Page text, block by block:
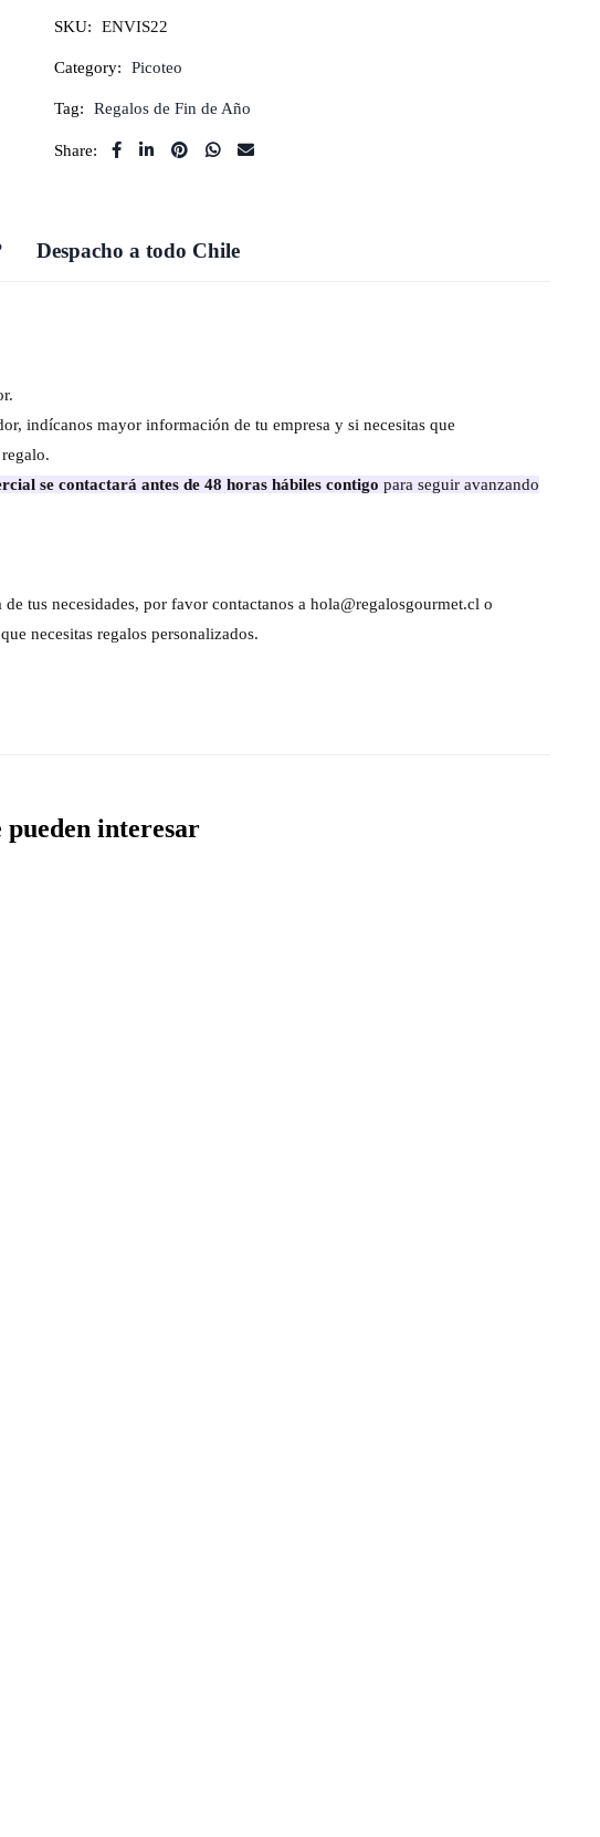
SKU: ENVIS22
Category: Picoteo
Tag: Regalos de Fin de Año
Share:
Despacho a todo Chile
indícanos mayor información de tu empresa y si necesitas que
se contactará antes de 48 horas hábiles contigo para seguir avanzando
tus necesidades, por favor contactanos a hola@regalosgourmet.cl o
necesitas regalos personalizados.
pueden interesar